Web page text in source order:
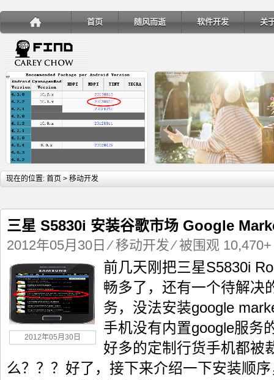
首页 随风而逝 软件开发 关
详细内容
手机安装账户同步服务 Ubuntu 制作一键安装盘（四
现在的位置: 首页 > 移动开发
三星 S5830i 安装谷歌市场 Google
2012年05月30日 ⁄移动开发⁄ 被围观 10,470+
2012年05月30日
前几天刚把三星S5830i
畅多了，还有一个待解决
务，没法安装google
手机没有内置google服务
好多的定制行货手机都被
么？？？好了，接下来介绍一下安装顺